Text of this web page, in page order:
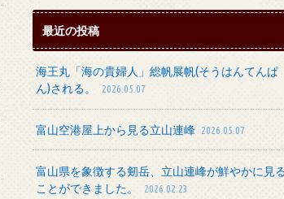
最近の投稿
海王丸「海の貴婦人」総帆展帆(そうはんてんぱ
ん)される。
2026.05.07
富山空港屋上から見る立山連峰 2026.05.07
富山県を象徴する剱岳、立山連峰が鮮やかに見
ことができました。
2026.02.23